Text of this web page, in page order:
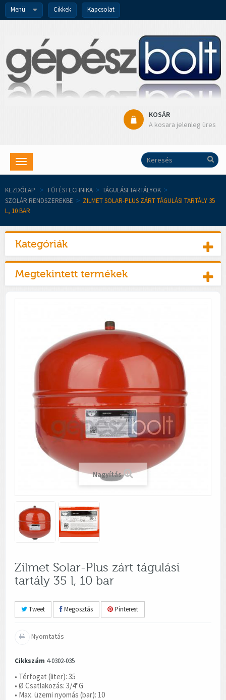
Menü Cikkek Kapcsolat
KOSÁR
A kosara jelenleg üres
Toggle
navigation
KEZDŐLAP > FŰTÉSTECHNIKA > TÁGULÁSI TARTÁLYOK >
SZOLÁR RENDSZEREKBE > ZILMET SOLAR-PLUS ZÁRT TÁGULÁSI TARTÁLY 35
L, 10 BAR
Kategóriák
Megtekintett termékek
Nagyítás
Zilmet Solar-Plus zárt tágulási
tartály 35 l, 10 bar
Tweet Megosztás Pinterest
Nyomtatás
Cikkszám 4-0302-035
• Térfogat (liter): 35
• Ø Csatlakozás: 3/4"G
• Max. üzemi nyomás (bar): 10